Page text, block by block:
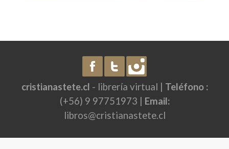
cristianastete.cl - librería virtual | Teléfono :
(+56) 9 97751973 | Email:
libros@cristianastete.cl